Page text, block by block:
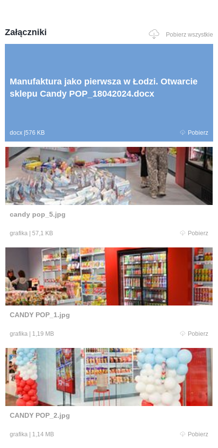
Załączniki Pobierz wszystkie
Manufaktura jako pierwsza w Łodzi. Otwarcie
sklepu Candy POP_18042024.docx
docx 576 KB Pobierz
candy pop_5.jpg
grafika 57,1 KB Pobierz
CANDY POP_1.jpg
grafika 1,19 MB Pobierz
CANDY POP_2.jpg
grafika 1,14 MB Pobierz